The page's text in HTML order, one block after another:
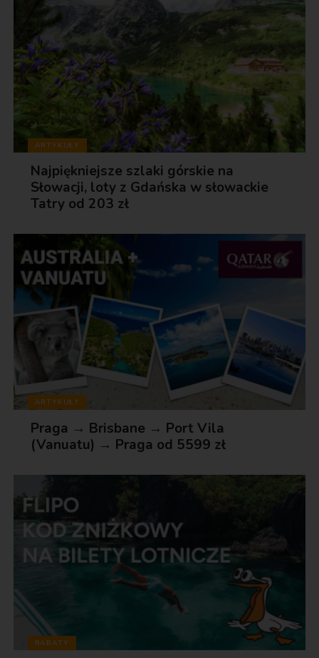
ARTYKUŁY
Najpiękniejsze szlaki górskie na
Słowacji, loty z Gdańska w słowackie
Tatry od 203 zł
ARTYKUŁY
Praga → Brisbane → Port Vila
(Vanuatu) → Praga od 5599 zł
RABATY